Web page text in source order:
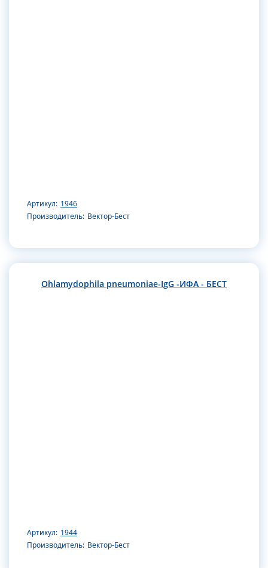
Артикул: 1946
Производитель: Вектор-Бест
Ohlamydophila pneumoniae-IgG -ИФА - БЕСТ
Артикул: 1944
Производитель: Вектор-Бест